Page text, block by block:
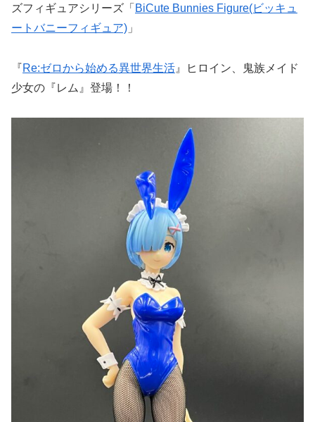
ズフィギュアシリーズ「 BiCute Bunnies Figure(ビッキュ
ートバニーフィギュア) 」
『Re:ゼロから始める異世界生活 』ヒロイン、鬼族メイド
少女の『レム』登場！！